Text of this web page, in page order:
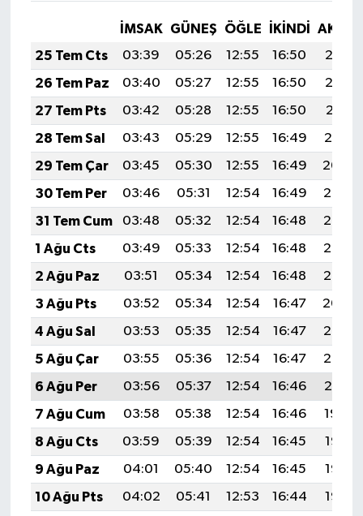
İMSAK GÜNEŞ ÖĞLE İKINDI
25 Tem Cts
03:39 05:26 12:55 16:50
20:13
26 Tem Paz
03:40 05:27 12:55 16:50
20:12
27 Tem Pts
03:42 05:28 12:55 16:50
20:11
28 Tem Sal
03:43 05:29 12:55 16:49
20:10
29 Tem Çar
03:45 05:30 12:55 16:49
20:09
30 Tem Per
03:46 05:31 12:54 16:49
20:08
31 Tem Cum
03:48 05:32 12:54 16:48
20:07
1 Ağu Cts
03:49 05:33 12:54 16:48
20:06
2 Ağu Paz
03:51 05:34 12:54 16:48
20:05
3 Ağu Pts
03:52 05:34 12:54 16:47
20:04
4 Ağu Sal
03:53 05:35 12:54 16:47
20:03
5 Ağu Çar
03:55 05:36 12:54 16:47
20:02
6 Ağu Per
03:56 05:37 12:54 16:46
20:01
7 Ağu Cum
03:58 05:38 12:54 16:46
19:59
8 Ağu Cts
03:59 05:39 12:54 16:45
19:58
9 Ağu Paz
04:01 05:40 12:54 16:45
19:57
10 Ağu Pts
04:02 05:41 12:53 16:44
19:56